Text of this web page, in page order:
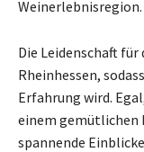
Weinerlebnisregion.
Die Leidenschaft für
Rheinhessen,
Erfahrung wird.
einem gemütlichen
spannende